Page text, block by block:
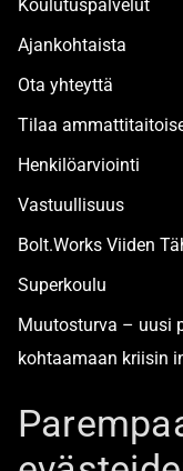
Koulutuspalvelut
Ajankohtaista
Ota yhteyttä
Tilaa
Henkilöarviointi
Vastuullisuus
Bolt.Works Viiden
Superkoulu
Muutosturva – uusi
kohtaamaan kriisin